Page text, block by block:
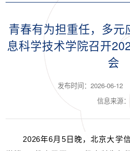
青春有为担重任，多
息科学技术学院召开
会
发布时间：2026-06-12
信息来源：
2026年6月5日晚，北京大学